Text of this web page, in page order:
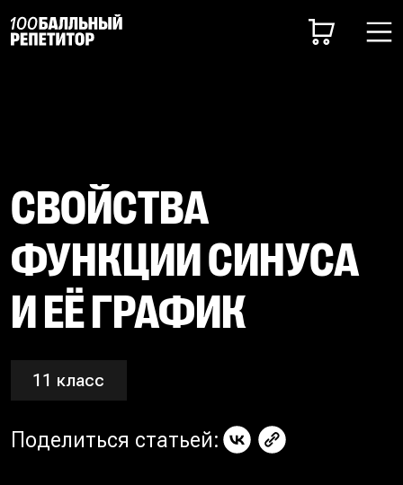
СВОЙСТВА
ФУНКЦИИ СИНУСА
И ЕЁ ГРАФИК
11 класс
Поделиться статьей: